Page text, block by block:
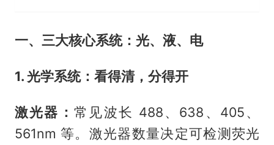
一、三大核心系统：光、液、电
1. 光学系统：看得清，分得开
激光器：常见波长 488、638、405、
561nm 等。激光器数量决定可检测荧光